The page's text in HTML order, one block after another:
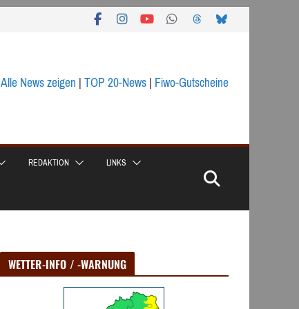
Alle News zeigen|TOP 20-News|Fiwo-Gutscheine
REDAKTION LINKS
WETTER-INFO / -WARNUNG